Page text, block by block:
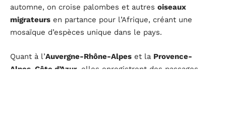
automne, on croise palombes et autres oiseaux
migrateurs en partance pour l’Afrique, créant une
mosaïque d’espèces unique dans le pays.
Quant à l’Auvergne-Rhône-Alpes et la Provence-
Alpes-Côte d’Azur, elles enregistrent des passages